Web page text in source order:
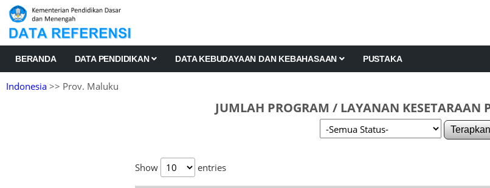
BERANDA DATA PENDIDIKAN DATA KEBUDAYAAN DAN KEBAHASAAN PUSTAKA
Indonesia >> Prov. Maluku
JUMLAH PROGRAM / LAYANAN KESETARAAN
Terapkan
Show entries